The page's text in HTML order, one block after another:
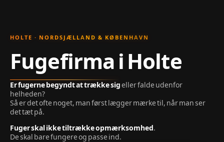
HOLTE · NORDSJÆLLAND & KØBENHAVN
Fugefirma i Holte
Er fugerne begyndt at trække sigeller falde udenfor
helheden?
Så er det ofte noget, man først lægger mærke til, når man ser
det tæt på.
Fuger skal ikke tiltrække opmærksomhed.
De skal bare fungere og passe ind.